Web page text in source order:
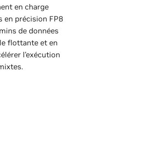
en charge
en précision FP8
de données
flottante et en
l’exécution